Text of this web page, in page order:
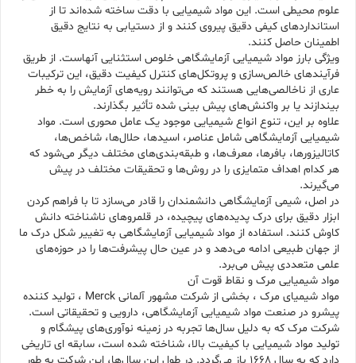
علوم محیطی است. این مواد شیمیایی با دقت ساخته شده‌اند تا از
استانداردهای کیفی دقیق پیروی کنند و از دستیابی به نتایج دقیق
اطمینان حاصل کنند.
ویژگی بارز مواد شیمیایی آزمایشگاهی خلوص استثنایی آنهاست. از طریق
فرآیندهای خالص‌سازی و پروتکل‌های کنترل کیفیت دقیق، این ترکیبات
عاری از ناخالصی‌هایی هستند که می‌توانند رویه‌های آزمایش را به خطر
بیندازند یا بر واکنش‌های پیش بینی شده تأثیر بگذارند.
علاوه بر این، تنوع انواع شیمیایی موجود یک عامل محوری است. مواد
شیمیایی آزمایشگاهی شامل عناصر، اسیدها، حلال‌ها، شاخص‌ها،
کاتالیزورها، بافرها، معرف‌ها، و طبقه‌بندی‌های مختلف دیگر می‌شود که
هر کدام اهداف متمایزی را در روش‌ها و تحقیقات مختلف در پیش
می‌گیرند.
در اصل، شیمی آزمایشگاهی دانشمندان را قادر می‌سازد تا با فراهم کردن
ابزار دقیق برای درک پدیده‌های پیچیده، در قلمروهای ناشناخته دانش
کاوش کنند. استفاده از مواد شیمیایی آزمایشگاهی به تغییر شکل درک ما
از جهان طبیعی ادامه می‌دهد و در عین حال پیشرفت‌ها را در حوزه‌های
علمی متعددی پیش می‌برد.
مواد شیمیایی مرک و نقاط قوت آن
مواد شیمیای مرک ، بخشی از شرکت مشهور آلمانی Merck ، تولید کننده
پیشرو در صنعت مواد شیمیایی آزمایشگاهی، دارویی و تحقیقاتی است.
شرکت مرک که به دلیل سال‌ها تجربه در زمینه نوآوری‌های پیشگام و
تولید مواد شیمیایی با کیفیت بالا، شناخته شده است، سابقه ای تاریخی